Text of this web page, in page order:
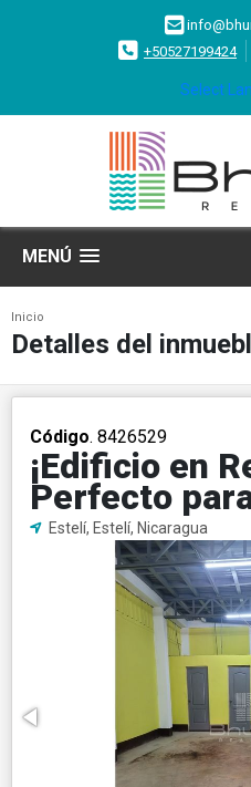
+50527199424
Select
MENÚ
Inicio
Detalles del
Código. 8426529
¡Edificio en
Perfecto
Estelí, Estelí, Nicaragua